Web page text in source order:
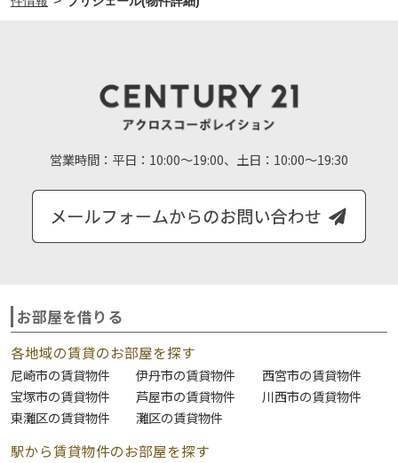
営業時間： 平日：10:00～19:00、土日：10:00～19:30
お部屋を借りる
各地域の賃貸のお部屋を探す
尼崎市の賃貸物件 伊丹市の賃貸物件
西宮市の賃貸物件
宝塚市の賃貸物件
芦屋市の賃貸物件
川西市の賃貸物件
東灘区の賃貸物件
灘区の賃貸物件
駅から賃貸物件のお部屋を探す